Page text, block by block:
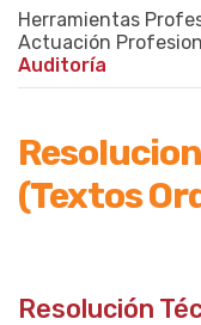
Herramientas
Actuación
Auditoría
(Textos
Resolución